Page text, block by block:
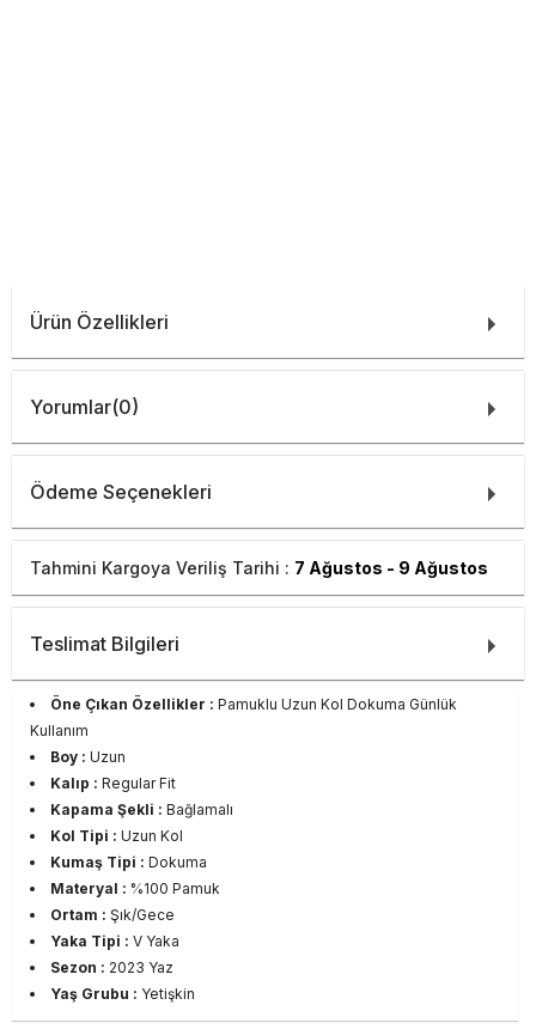
Ürün Özellikleri
Yorumlar(0)
Ödeme Seçenekleri
Tahmini Kargoya Veriliş Tarihi : 7 Ağustos - 9 Ağustos
Teslimat Bilgileri
Öne Çıkan Özellikler : Pamuklu Uzun Kol Dokuma Günlük
Kullanım
Boy : Uzun
Kalıp : Regular Fit
Kapama Şekli : Bağlamalı
Kol Tipi : Uzun Kol
Kumaş Tipi : Dokuma
Materyal : %100 Pamuk
Ortam : Şık/Gece
Yaka Tipi : V Yaka
Sezon : 2023 Yaz
Yaş Grubu : Yetişkin